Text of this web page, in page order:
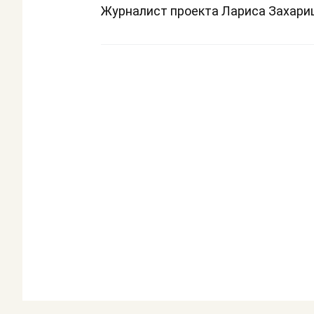
Журналист проекта Лариса